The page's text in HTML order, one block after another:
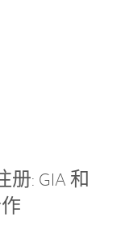
册: GIA 和